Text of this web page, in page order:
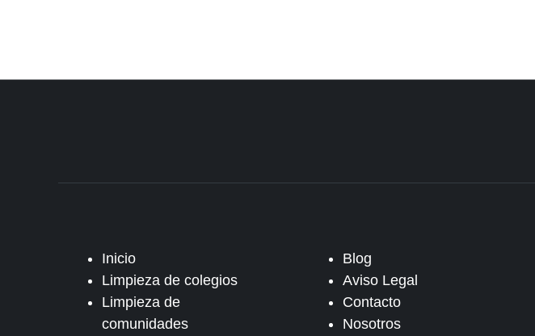
Inicio
Limpieza de colegios
Limpieza de
comunidades
Blog
Aviso Legal
Contacto
Nosotros